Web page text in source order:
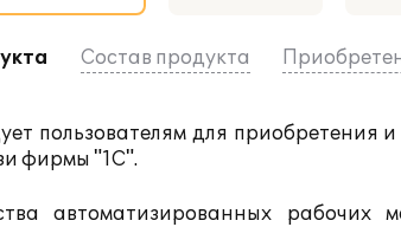
Состав продукта
пользователям для приобретения
фирмы "1С".
автоматизированных рабочих